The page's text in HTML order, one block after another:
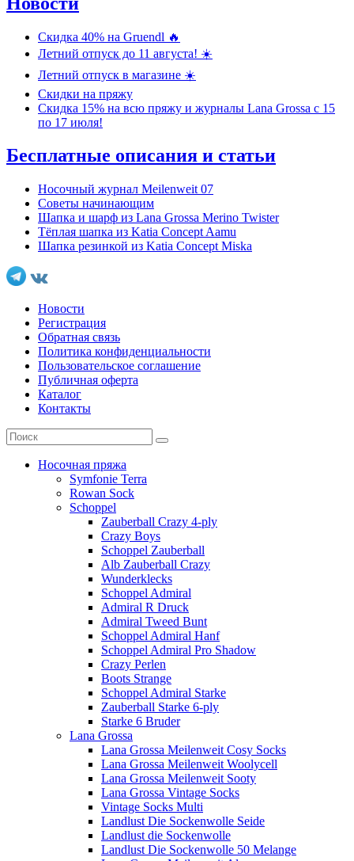
Скидка 40% на Gruendl 🔥
Летний отпуск до 11 августа! ☀️
Летний отпуск в магазине ☀️
Скидки на пряжу
Скидка 15% на всю пряжу и журналы Lana Grossa c 15
по 17 июля!
Бесплатные описания и статьи
Носочный журнал Meilenweit 07
Советы начинающим
Шапка и шарф из Lana Grossa Merino Twister
Тёплая шапка из Katia Concept Aamu
Шапка резинкой из Katia Concept Miska
Новости
Регистрация
Обратная связь
Политика конфиденциальности
Пользовательское соглашение
Публичная оферта
Каталог
Контакты
Носочная пряжа
Symfonie Terra
Rowan Sock
Schoppel
Zauberball Crazy 4-ply
Crazy Boys
Schoppel Zauberball
Alb Zauberball Crazy
Wunderklecks
Schoppel Admiral
Admiral R Druck
Admiral Tweed Bunt
Schoppel Admiral Hanf
Schoppel Admiral Pro Shadow
Crazy Perlen
Boots Strange
Schoppel Admiral Starke
Zauberball Starke 6-ply
Starke 6 Bruder
Lana Grossa
Lana Grossa Meilenweit Cosy Socks
Lana Grossa Meilenweit Woolycell
Lana Grossa Meilenweit Sooty
Lana Grossa Vintage Socks
Vintage Socks Multi
Landlust Die Sockenwolle Seide
Landlust die Sockenwolle
Landlust Die Sockenwolle 50 Melange